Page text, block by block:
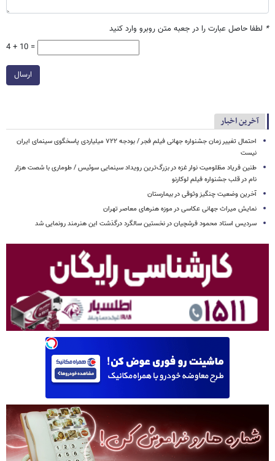
* لطفا حاصل عبارت را در جعبه متن روبرو وارد کنید
4 + 10 =
ارسال
آخرین اخبار
احتمال تغییر زمان جشنواره جهانی فیلم فجر / بودجه ۷۲۲ میلیاردی پاسخگوی سینمای ایران
نیست
طنین فریاد مظلومیت نوار غزه در بزرگ‌ترین رویداد سینمایی سوئیس / طوماری با شصت هزار
نام در قلب جشنواره فیلم لوکارنو
آخرین وضعیت چنگیز وثوقی در بیمارستان
نمایش میراث جهانی عکاسی در موزه هنرهای معاصر تهران
سردیس استاد محمود فرشچیان در نخستین سالگرد درگذشت این هنرمند رونمایی شد